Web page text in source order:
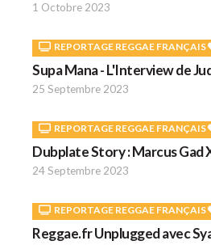
1 Octobre 2023
REPORTAGE REGGAE FRANÇAIS
Supa Mana - L'Interview de
25 Septembre 2023
REPORTAGE REGGAE FRANÇAIS
Dubplate Story : Marcus Gad
24 Septembre 2023
REPORTAGE REGGAE FRANÇAIS
Reggae.fr Unplugged avec